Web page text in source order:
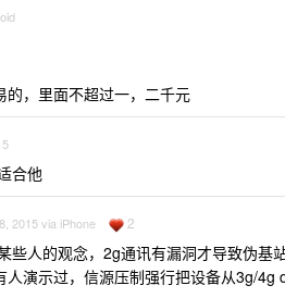
的，里面不超过一，二千元
合他
2015 via iPhone 2
些人的观念，2g通讯有漏洞才导致伪基
人演示过，信源压制强行把设备从3g/